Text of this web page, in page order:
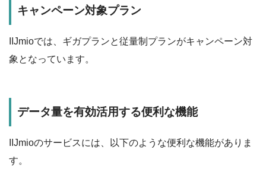
キャンペーン対象プラン
IIJmioでは、ギガプランと従量制プランがキャンペーン対
象となっています。
データ量を有効活用する便利な機能
IIJmioのサービスには、以下のような便利な機能がありま
す。